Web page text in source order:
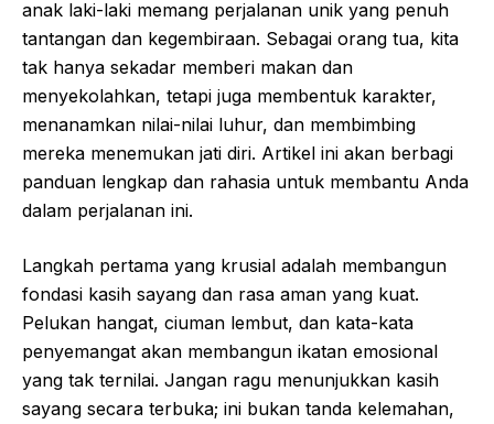
anak laki-laki memang perjalanan unik yang penuh
tantangan dan kegembiraan. Sebagai orang tua, kita
tak hanya sekadar memberi makan dan
menyekolahkan, tetapi juga membentuk karakter,
menanamkan nilai-nilai luhur, dan membimbing
mereka menemukan jati diri. Artikel ini akan berbagi
panduan lengkap dan rahasia untuk membantu Anda
dalam perjalanan ini.
Langkah pertama yang krusial adalah membangun
fondasi kasih sayang dan rasa aman yang kuat.
Pelukan hangat, ciuman lembut, dan kata-kata
penyemangat akan membangun ikatan emosional
yang tak ternilai. Jangan ragu menunjukkan kasih
sayang secara terbuka; ini bukan tanda kelemahan,